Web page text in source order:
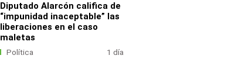
Diputado Alarcón califica de
“impunidad inaceptable” las
liberaciones en el caso
maletas
Política 1 día